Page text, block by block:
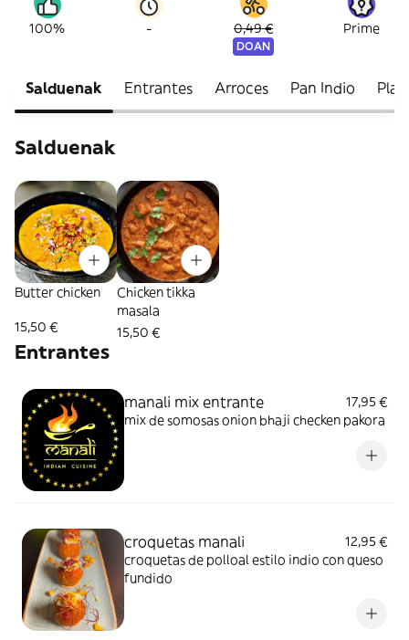
100% - 0,49 €
DOAN
Prime
Salduenak Entrantes Arroces Pan Indio
Salduenak
Butter chicken
15,50 €
Chicken tikka
masala
15,50 €
Entrantes
manali mix entrante
17,95 €
mix de somosas onion bhaji checken pakora
croquetas manali
12,95 €
croquetas de polloal estilo indio con queso
fundido